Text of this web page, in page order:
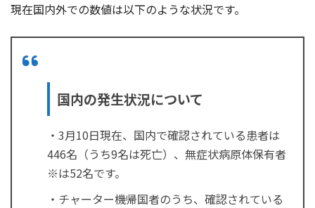
現在国内外での数値は以下のような状況です。
国内の発生状況について
・3月10日現在、国内で確認されている患者は
446名（うち9名は死亡）、無症状病原体保有者
※は52名です。
・チャーター機帰国者のうち、確認されている